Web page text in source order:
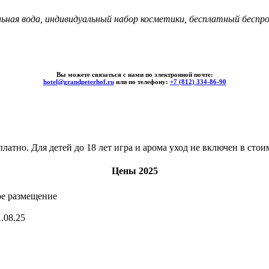
вода, индивидуальный набор косметики, бесплатный
Вы можете связаться с нами по электронной почте:
hotel@grandpeterhof.ruили по телефону: +7 (812) 334-86-90
Для детей до 18 лет игра и арома уход не включен в
Цены 2025
размещение